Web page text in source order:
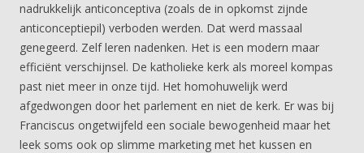
nadrukkelijk anticonceptiva (zoals de in opkomst zijnde
anticonceptiepil) verboden werden. Dat werd massaal
genegeerd. Zelf leren nadenken. Het is een modern maar
efficiënt verschijnsel. De katholieke kerk als moreel kompas
past niet meer in onze tijd. Het homohuwelijk werd
afgedwongen door het parlement en niet de kerk. Er was bij
Franciscus ongetwijfeld een sociale bewogenheid maar het
leek soms ook op slimme marketing met het kussen en